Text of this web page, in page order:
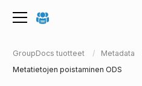
GroupDocs tuotteet
Metadata
Metatietojen poistaminen ODS